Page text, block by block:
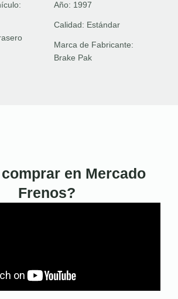
Año: 1997
Calidad: Estándar
Marca de Fabricante:
Brake Pak
en Mercado
Frenos?